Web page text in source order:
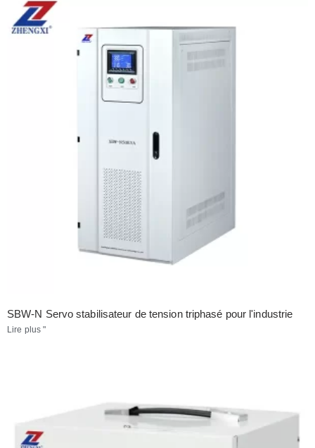
SBW-N Servo stabilisateur de tension triphasé pour l'industrie
Lire plus "